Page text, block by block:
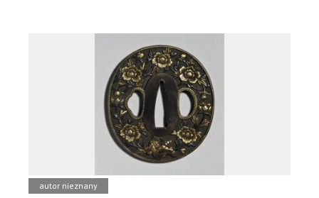
autor nieznany